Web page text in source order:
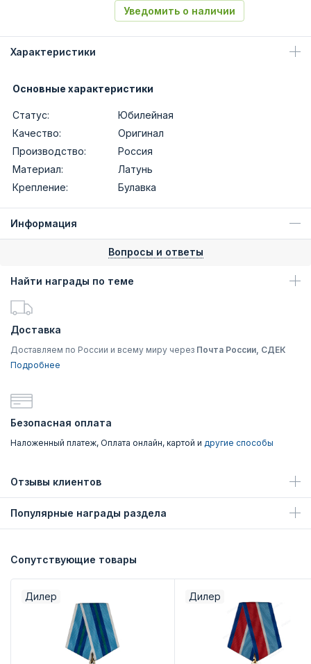
Уведомить о наличии
Характеристики
Основные характеристики
Статус:
Юбилейная
Качество:
Оригинал
Производство:
Россия
Материал:
Латунь
Крепление:
Булавка
Информация
Вопросы и ответы
Найти награды по теме
Доставка
Доставляем по России и всему миру через Почта России, СДЕК
Подробнее
Безопасная оплата
Наложенный платеж, Оплата онлайн, картой и другие способы
Отзывы клиентов
Популярные награды раздела
Сопутствующие товары
Дилер Дилер